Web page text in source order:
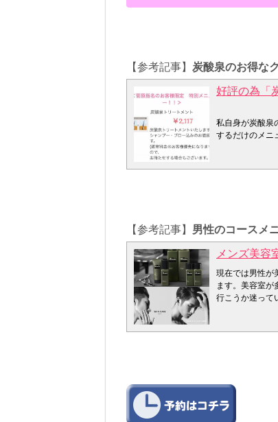
オンラインショ
ヘア＆スカルプ
さ」と「髪の
ラムデリカでの
THE
健康でハリコシ
THE
シャンプーは毎
シャンプーと
実感できます！
THE
仕組みは『ボ
『ボリュームア
髪にボリューム
2，保湿ケア 肌
による小じわを
【参考記事】 炭酸泉のお得な
好評の為「
私自身が炭酸泉
するだけのメニ
通常シャンプー
ません！ 他のメ
・確かな効果
時間がかからな
りますが炭酸泉
炭酸泉トリー
炭酸泉トリート
スなどの汚れが
・炭酸泉とは
ルに炭酸ガスが
1000ppm以上
【参考記事】 男性のコースメ
メンズ美容
現在では男性が
ます。美容室が
行こうか迷って
メンズのお客様
い、肉眼では見
術を始めてしま